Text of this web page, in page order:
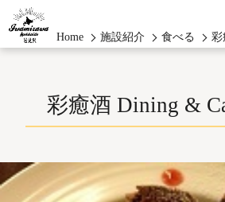
Home
施設紹介 食べる 彩
彩癒酒 Dining &